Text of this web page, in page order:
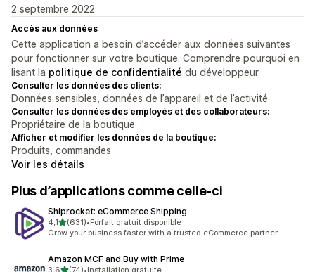
2 septembre 2022
Accès aux données
Cette application a besoin d’accéder aux données suivantes
pour fonctionner sur votre boutique. Comprendre pourquoi en
lisant la politique de confidentialité du développeur.
Consulter les données des clients:
Données sensibles, données de l’appareil et de l’activité
Consulter les données des employés et des collaborateurs:
Propriétaire de la boutique
Afficher et modifier les données de la boutique:
Produits, commandes
Voir les détails
Plus d’applications comme celle-ci
Shiprocket: eCommerce Shipping
4,1étoile(s) sur 5
(631)
631 avis au total
•Forfait gratuit disponible
Grow your business faster with a trusted eCommerce partner
Amazon MCF and Buy with Prime
étoile(s) sur 5